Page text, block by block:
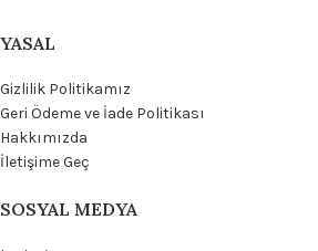
YASAL
Gizlilik Politikamız
Geri Ödeme ve İade Politikası
Hakkımızda
İletişime Geç
SOSYAL MEDYA